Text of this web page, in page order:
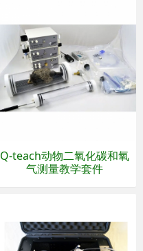
Q-teach动物二氧化碳和氧
气测量教学套件